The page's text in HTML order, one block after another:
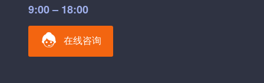
9:00 – 18:00
在线咨询